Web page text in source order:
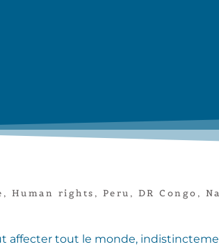
, Human rights , Peru , DR Congo ,
affecter tout le monde,